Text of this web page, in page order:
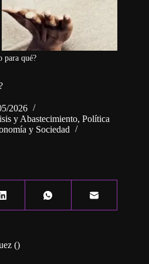
para qué?
2026
y Abastecimiento, Política
y Sociedad
()